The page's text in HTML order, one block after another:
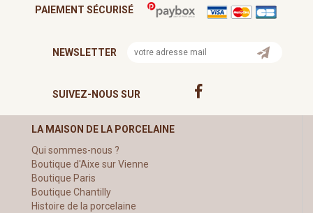
PAIEMENT SÉCURISÉ
NEWSLETTER
SUIVEZ-NOUS SUR
LA MAISON DE LA PORCELAINE
Qui sommes-nous ?
Boutique d'Aixe sur Vienne
Boutique Paris
Boutique Chantilly
Histoire de la porcelaine